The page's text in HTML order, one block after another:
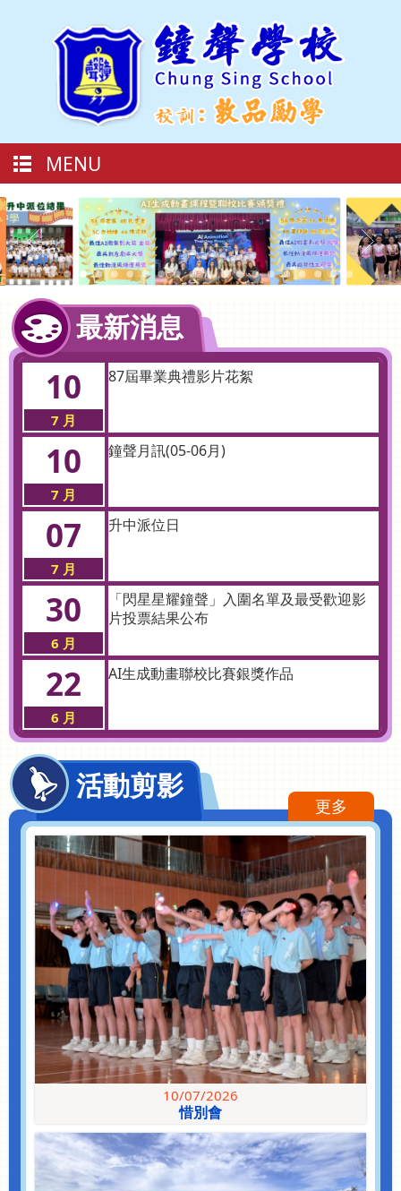
MENU
最新消息
10
7 月
87屆畢業典禮影片花絮
10
7 月
鐘聲月訊(05-06月)
07
7 月
升中派位日
30
6 月
「閃星星耀鐘聲」入圍名單及最受歡迎影
片投票結果公布
22
6 月
AI生成動畫聯校比賽銀獎作品
22
6 月
AI生成動畫聯校比賽金獎作品
15
6 月
2025-2026好書推介得獎影片
更多
活動剪影
10/07/2026
惜別會